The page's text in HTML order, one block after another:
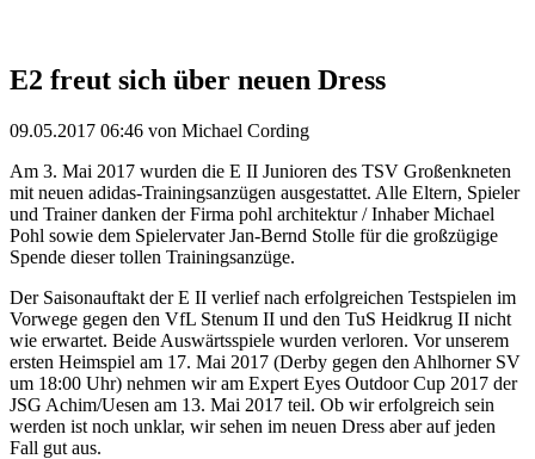
E2 freut sich über neuen Dress
09.05.2017 06:46 von Michael Cording
Am 3. Mai 2017 wurden die E II Junioren des TSV Großenkneten
mit neuen adidas-Trainingsanzügen ausgestattet. Alle Eltern, Spieler
und Trainer danken der Firma pohl architektur / Inhaber Michael
Pohl sowie dem Spielervater Jan-Bernd Stolle für die großzügige
Spende dieser tollen Trainingsanzüge.
Der Saisonauftakt der E II verlief nach erfolgreichen Testspielen im
Vorwege gegen den VfL Stenum II und den TuS Heidkrug II nicht
wie erwartet. Beide Auswärtsspiele wurden verloren. Vor unserem
ersten Heimspiel am 17. Mai 2017 (Derby gegen den Ahlhorner SV
um 18:00 Uhr) nehmen wir am Expert Eyes Outdoor Cup 2017 der
JSG Achim/Uesen am 13. Mai 2017 teil. Ob wir erfolgreich sein
werden ist noch unklar, wir sehen im neuen Dress aber auf jeden
Fall gut aus.